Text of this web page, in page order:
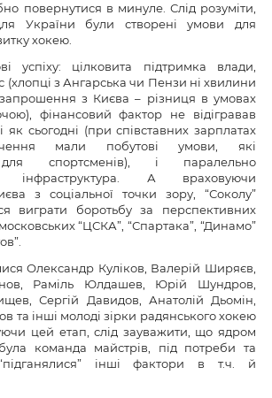
повернутися в минуле. Слід розуміти,
України були створені умови для
хокею.
успіху: цілковита підтримка влади,
(хлопці з Ангарська чи Пензи ні хвилини
з Києва – різниця в умовах
фінансовий фактор не відігравав
як сьогодні (при співставних зарплатах
мали побутові умови, які
для спортсменів), і паралельно
інфраструктура. А враховуючи
з соціальної точки зору, “Соколу”
виграти боротьбу за перспективних
московських “ЦСКА”, “Спартака”, “Динамо”
Олександр Куліков, Валерій Ширяєв,
Раміль Юлдашев, Юрій Шундров,
Сергій Давидов, Анатолій Дьомін,
та інші молоді зірки радянського хокею
цей етап, слід зауважити, що ядром
команда майстрів, під потреби та
інші фактори в т.ч. й